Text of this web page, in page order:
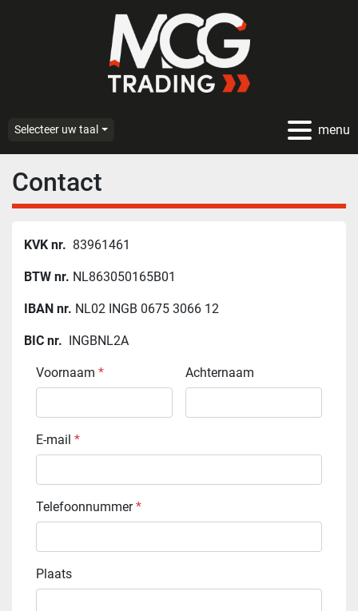
menu
Selecteer uw taal
Contact
KVK nr. 83961461
BTW nr. NL863050165B01
IBAN nr. NL02 INGB 0675 3066 12
BIC nr. INGBNL2A
Voornaam * Achternaam
E-mail *
Telefoonnummer*
Plaats